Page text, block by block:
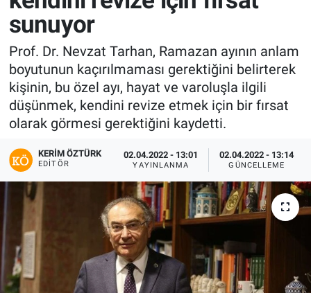
sunuyor
Prof. Dr. Nevzat Tarhan, Ramazan ayının anlam
boyutunun kaçırılmaması gerektiğini belirterek
kişinin, bu özel ayı, hayat ve varoluşla ilgili
düşünmek, kendini revize etmek için bir fırsat
olarak görmesi gerektiğini kaydetti.
KERIM ÖZTÜRK
EDITÖR
02.04.2022 - 13:01
YAYINLANMA
02.04.2022 - 13:14
GÜNCELLEME
Tüm Manşetler
Son Dakika Haberleri
Haber Arşivi